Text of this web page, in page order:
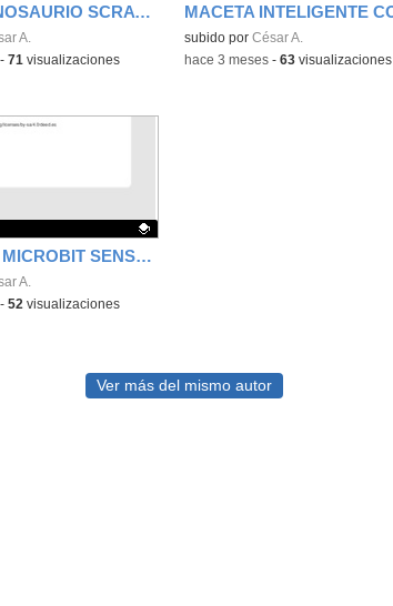
JUEGO DINOSAURIO SCRATCH CON PLACA MICROBIT MANDO
A.
71 visualizaciones
Contenido educativo.
subido por César A.
-hace 3 meses- 63visualizaciones
PRACTICA MICROBIT SENSOR DE RUIDO CON SERVOMOTOR
A.
52 visualizaciones
Ver más del mismo autor